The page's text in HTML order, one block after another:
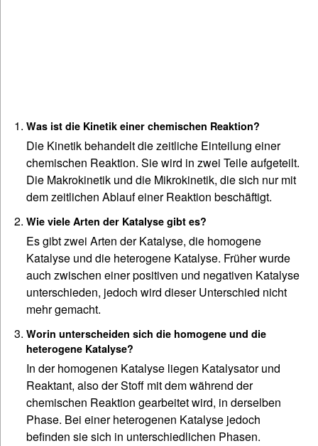
Was ist die Kinetik einer chemischen Reaktion?
Die Kinetik behandelt die zeitliche Einteilung einer
chemischen Reaktion. Sie wird in zwei Teile aufgeteilt.
Die Makrokinetik und die Mikrokinetik, die sich nur mit
dem zeitlichen Ablauf einer Reaktion beschäftigt.
Wie viele Arten der Katalyse gibt es?
Es gibt zwei Arten der Katalyse, die homogene
Katalyse und die heterogene Katalyse. Früher wurde
auch zwischen einer positiven und negativen Katalyse
unterschieden, jedoch wird dieser Unterschied nicht
mehr gemacht.
Worin unterscheiden sich die homogene und die
heterogene Katalyse?
In der homogenen Katalyse liegen Katalysator und
Reaktant, also der Stoff mit dem während der
chemischen Reaktion gearbeitet wird, in derselben
Phase. Bei einer heterogenen Katalyse jedoch
befinden sie sich in unterschiedlichen Phasen.